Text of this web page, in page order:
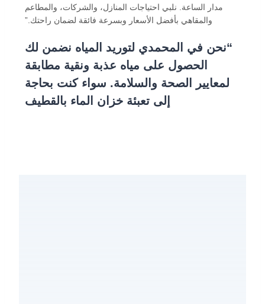
مدار الساعة. نلبي احتياجات المنازل، والشركات، والمطاعم
والمقاهي بأفضل الأسعار وبسرعة فائقة لضمان راحتك.”
“نحن في المحمدي لتوريد المياه نضمن لك
الحصول على مياه عذبة ونقية مطابقة
لمعايير الصحة والسلامة. سواء كنت بحاجة
إلى تعبئة خزان الماء بالقطيف